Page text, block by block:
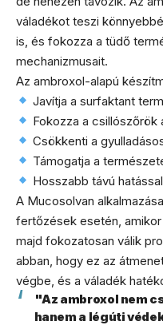
váladékot teszi
is, és fokozza a tüdő
mechanizmusait.
Az ambroxol-alapú
Javítja a surfaktant
Fokozza a csillószőrök
Csökkenti a
Támogatja a
Hosszabb távú
A Mucosolvan
fertőzések esetén,
majd fokozatosan válik
abban, hogy ez az
végbe, és a váladék
"Az ambroxol nem
hanem a légúti